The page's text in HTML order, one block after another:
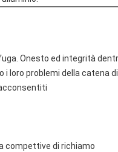
Onesto ed integrità
i loro problemi della catena
compettive di richiamo